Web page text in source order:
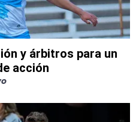
y árbitros para un
acción